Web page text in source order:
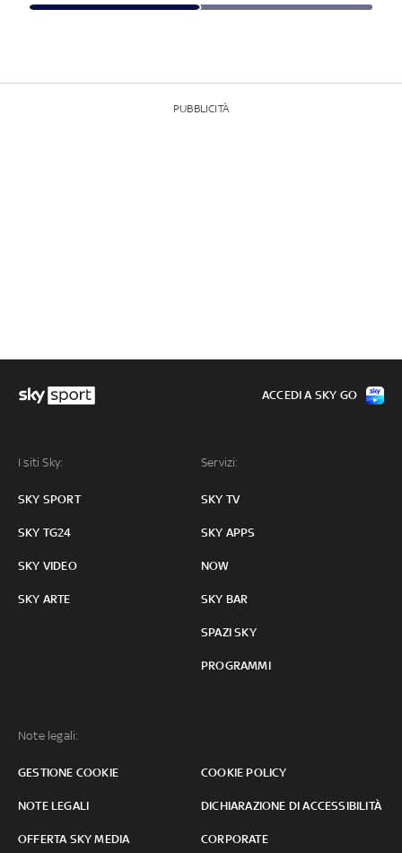
PUBBLICITÀ
I siti Sky:
SKY SPORT
SKY TG24
SKY VIDEO
SKY ARTE
Servizi:
SKY TV
SKY APPS
NOW
SKY BAR
SPAZI SKY
PROGRAMMI
Note legali:
GESTIONE COOKIE COOKIE POLICY
NOTE LEGALI DICHIARAZIONE DI ACCESSIBILITÀ
OFFERTA SKY MEDIA CORPORATE
ACCEDI A SKY GO